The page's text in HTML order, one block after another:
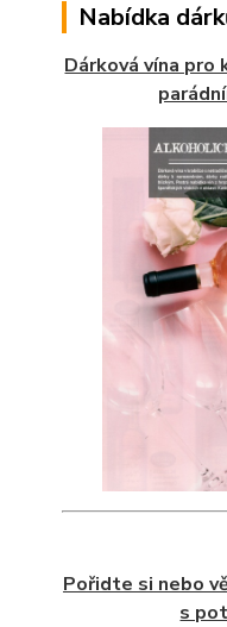
Nabídka
Dárková vína
Pořidte si nebo
s